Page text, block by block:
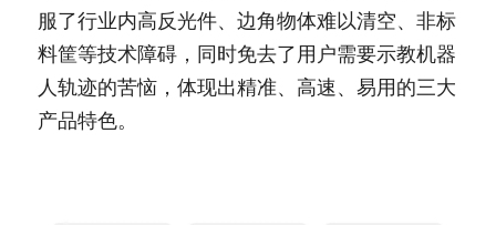
服了行业内高反光件、边角物体难以清空、非标
料筐等技术障碍，同时免去了用户需要示教机器
人轨迹的苦恼，体现出精准、高速、易用的三大
产品特色。